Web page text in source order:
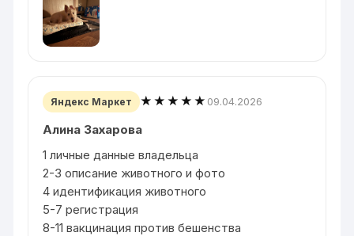
Яндекс Маркет ★★★★★ 09.04.2026
Алина Захарова
1 личные данные владельца
2-3 описание животного и фото
4 идентификация животного
5-7 регистрация
8-11 вакцинация против бешенства